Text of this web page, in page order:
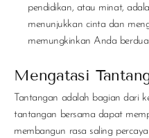
pendidikan, atau minat,
menunjukkan cinta dan
memungkinkan Anda
Mengatasi
Tantangan adalah bagian dari
tantangan bersama dapat
membangun rasa saling